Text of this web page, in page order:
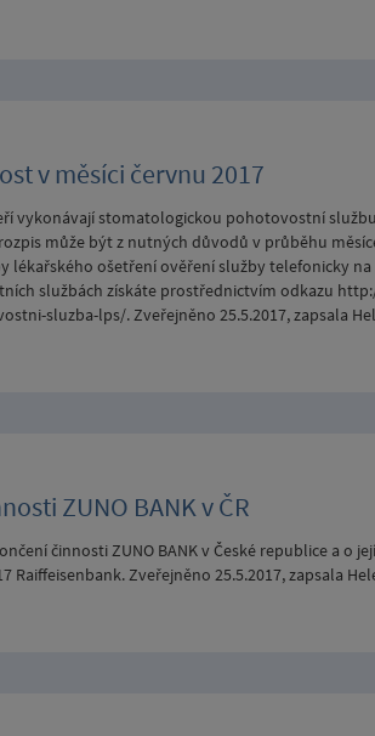
v měsíci červnu 2017
vykonávají stomatologickou pohotovostní
může být z nutných důvodů v průběhu
lékařského ošetření ověření služby telefonicky
službách získáte prostřednictvím odkazu
sluzba-lps/. Zveřejněno 25.5.2017, zapsala
ZUNO BANK v ČR
činnosti ZUNO BANK v České republice a o
Raiffeisenbank. Zveřejněno 25.5.2017, zapsala